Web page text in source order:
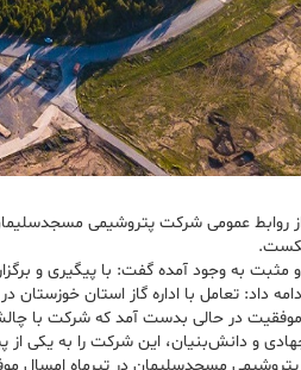
روابط عمومی شرکت پتروشیمی
و مثبت به وجود آمده گفت: با پیگیری و
داد: تعامل با اداره گاز استان
در حالی بدست آمد که شرکت با
و دانش‌بنیان، این شرکت را به یکی